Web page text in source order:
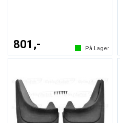
801,- På Lager